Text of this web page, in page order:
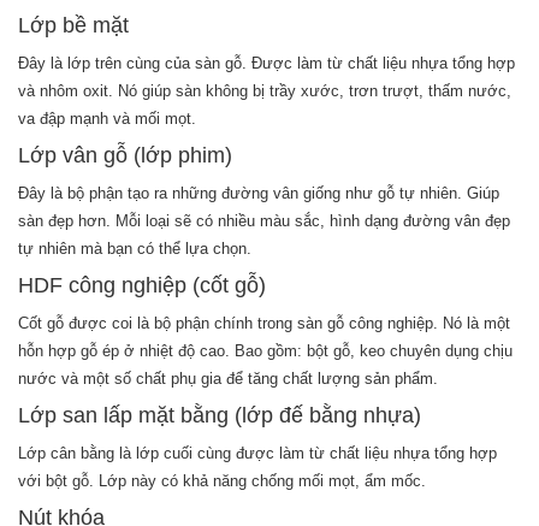
Lớp bề mặt
Đây là lớp trên cùng của sàn gỗ. Được làm từ chất liệu nhựa tổng hợp
và nhôm oxit. Nó giúp sàn không bị trầy xước, trơn trượt, thấm nước,
va đập mạnh và mối mọt.
Lớp vân gỗ (lớp phim)
Đây là bộ phận tạo ra những đường vân giống như gỗ tự nhiên. Giúp
sàn đẹp hơn. Mỗi loại sẽ có nhiều màu sắc, hình dạng đường vân đẹp
tự nhiên mà bạn có thể lựa chọn.
HDF công nghiệp (cốt gỗ)
Cốt gỗ được coi là bộ phận chính trong sàn gỗ công nghiệp. Nó là một
hỗn hợp gỗ ép ở nhiệt độ cao. Bao gồm: bột gỗ, keo chuyên dụng chịu
nước và một số chất phụ gia để tăng chất lượng sản phẩm.
Lớp san lấp mặt bằng (lớp đế bằng nhựa)
Lớp cân bằng là lớp cuối cùng được làm từ chất liệu nhựa tổng hợp
với bột gỗ. Lớp này có khả năng chống mối mọt, ẩm mốc.
Nút khóa